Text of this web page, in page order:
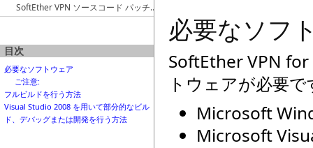
SoftEther VPN ソースコード パッチ受け入れポリシー
目次
必要なソフトウェア
ご注意:
フルビルドを行う方法
Visual Studio 2008 を用いて部分的なビル
ド、デバッグまたは開発を行う方法
必要なソフ
SoftEther VPN
トウェアが必要で
Microsoft
Microsoft